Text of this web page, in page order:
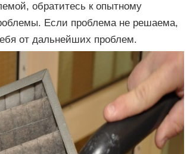
обратитесь к опытному
Если проблема не решаема,
от дальнейших проблем.